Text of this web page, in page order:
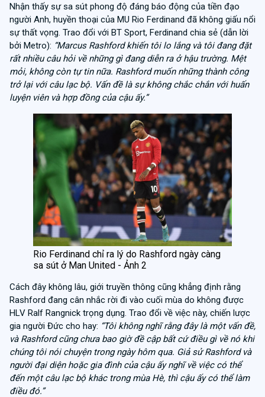
Nhận thấy sự sa sút phong độ đáng báo động của tiền đạo
người Anh, huyền thoại của MU Rio Ferdinand đã không giấu nổi
sự thất vọng. Trao đổi với BT Sport, Ferdinand chia sẻ (dẫn lời
bởi Metro): “Marcus Rashford khiến tôi lo lắng và tôi đang đặt
rất nhiều câu hỏi về những gì đang diễn ra ở hậu trường. Mệt
mỏi, không còn tự tin nữa. Rashford muốn những thành công
trở lại với câu lạc bộ. Vấn đề là sự không chắc chắn với huấn
luyện viên và hợp đồng của cậu ấy.”
Rio Ferdinand chỉ ra lý do Rashford ngày càng
sa sút ở Man United - Ảnh 2
Cách đây không lâu, giới truyền thông cũng khẳng định rằng
Rashford đang cân nhắc rời đi vào cuối mùa do không được
HLV Ralf Rangnick trọng dụng. Trao đổi về việc này, chiến lược
gia người Đức cho hay: “Tôi không nghĩ rằng đây là một vấn đề,
và Rashford cũng chưa bao giờ đề cập bất cứ điều gì về nó khi
chúng tôi nói chuyện trong ngày hôm qua. Giả sử Rashford và
người đại diện hoặc gia đình của cậu ấy nghĩ về việc có thể
đến một câu lạc bộ khác trong mùa Hè, thì cậu ấy có thể làm
điều đó.”